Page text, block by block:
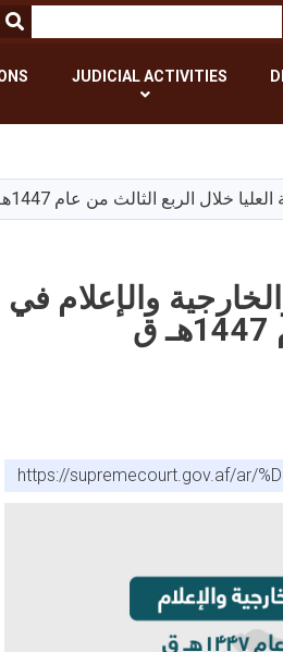
JUDICIAL ACTIVITIES
الربع الثالث من عام 1447هـ ق
والإعلام في
https://supremecourt.gov.af/ar/